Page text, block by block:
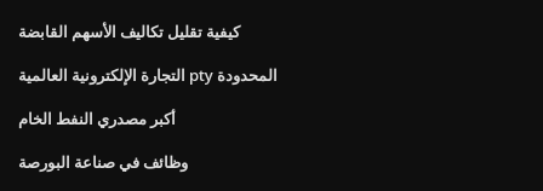
كيفية تقليل تكاليف الأسهم القابضة
التجارة الإلكترونية العالمية pty المحدودة
أكبر مصدري النفط الخام
وظائف في صناعة البورصة